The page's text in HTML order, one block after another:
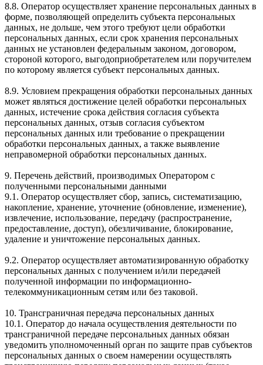
8.8. Оператор осуществляет хранение персональных данных в
форме, позволяющей определить субъекта персональных
данных, не дольше, чем этого требуют цели обработки
персональных данных, если срок хранения персональных
данных не установлен федеральным законом, договором,
стороной которого, выгодоприобретателем или поручителем
по которому является субъект персональных данных.
8.9. Условием прекращения обработки персональных данных
может являться достижение целей обработки персональных
данных, истечение срока действия согласия субъекта
персональных данных, отзыв согласия субъектом
персональных данных или требование о прекращении
обработки персональных данных, а также выявление
неправомерной обработки персональных данных.
9. Перечень действий, производимых Оператором с
полученными персональными данными
9.1. Оператор осуществляет сбор, запись, систематизацию,
накопление, хранение, уточнение (обновление, изменение),
извлечение, использование, передачу (распространение,
предоставление, доступ), обезличивание, блокирование,
удаление и уничтожение персональных данных.
9.2. Оператор осуществляет автоматизированную обработку
персональных данных с получением и/или передачей
полученной информации по информационно-
телекоммуникационным сетям или без таковой.
10. Трансграничная передача персональных данных
10.1. Оператор до начала осуществления деятельности по
трансграничной передаче персональных данных обязан
уведомить уполномоченный орган по защите прав субъектов
персональных данных о своем намерении осуществлять